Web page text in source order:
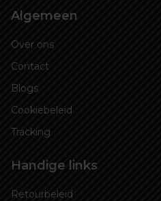
Algemeen
Over ons
Contact
Blogs
Cookiebeleid
Tracking
Handige links
Retourbeleid